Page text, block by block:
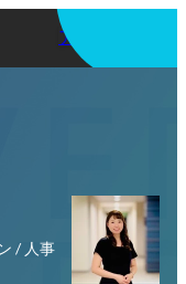
アプリを使う
/ 人事